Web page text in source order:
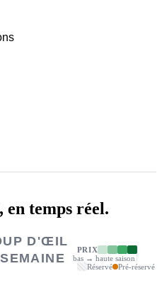
en temps réel.
D'ŒIL
PRIX
bas → haute saison
Réservé
Pré-réservé